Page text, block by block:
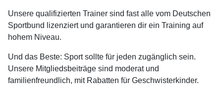
Unsere qualifizierten Trainer sind fast alle vom Deutschen
Sportbund lizenziert und garantieren dir ein Training auf
hohem Niveau.
Und das Beste: Sport sollte für jeden zugänglich sein.
Unsere Mitgliedsbeiträge sind moderat und
familienfreundlich, mit Rabatten für Geschwisterkinder.